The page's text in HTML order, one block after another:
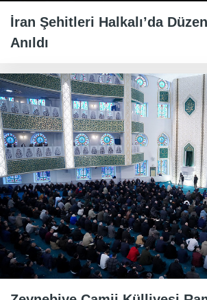
İran Şehitleri Halkalı’da
Anıldı